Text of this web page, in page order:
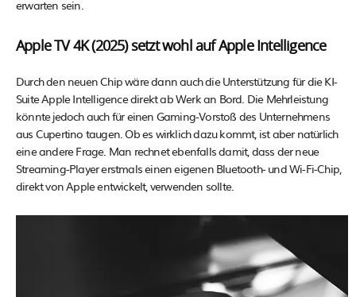
erwarten sein.
Apple TV 4K (2025) setzt wohl auf Apple Intelligence
Durch den neuen Chip wäre dann auch die Unterstützung für die KI-
Suite Apple Intelligence direkt ab Werk an Bord. Die Mehrleistung
könnte jedoch auch für einen Gaming-Vorstoß des Unternehmens
aus Cupertino taugen. Ob es wirklich dazu kommt, ist aber natürlich
eine andere Frage. Man rechnet ebenfalls damit, dass der neue
Streaming-Player erstmals einen eigenen Bluetooth- und Wi-Fi-Chip,
direkt von Apple entwickelt, verwenden sollte.